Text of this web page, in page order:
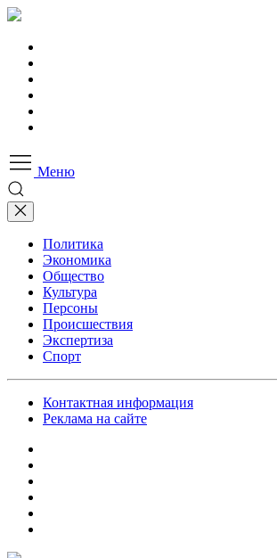
Меню
Политика
Экономика
Общество
Культура
Персоны
Происшествия
Экспертиза
Спорт
Контактная информация
Реклама на сайте